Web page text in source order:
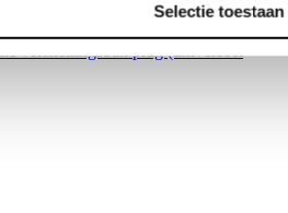
Selectie toestaan
versnellingsbak plug (universeel